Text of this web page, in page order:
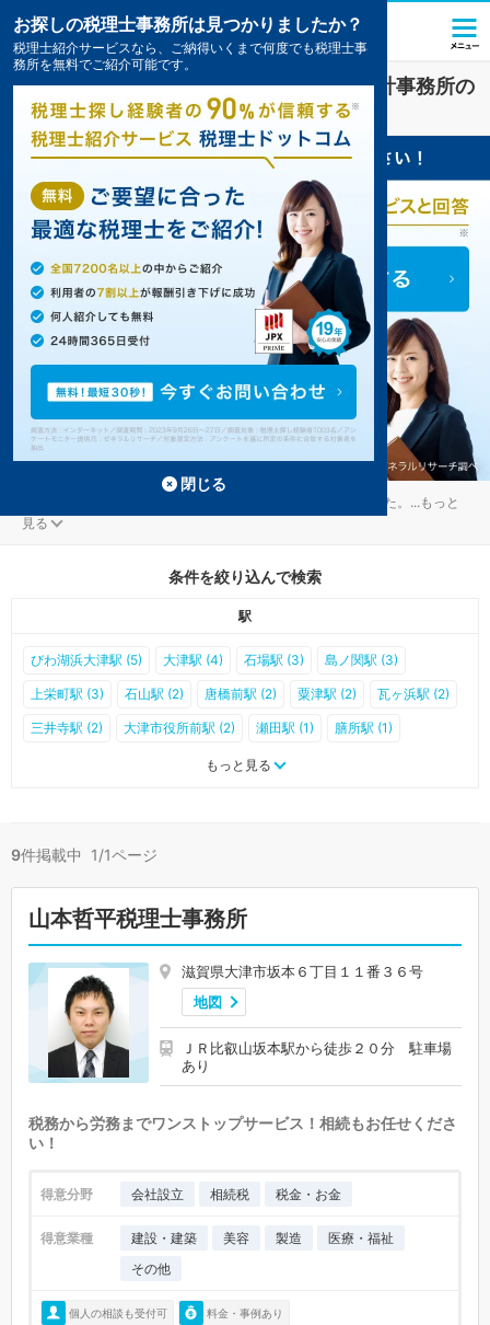
大津で税金・お金対策を扱う税理士・会計事務所の
一覧9件掲載中
大津の税金・お金対策を扱う税理士事務所が9件見つかりました。 ...もっと
見る
条件を絞り込んで検索
駅
びわ湖浜大津駅 (5) 大津駅 (4) 石場駅 (3) 島ノ関駅 (3)
上栄町駅 (3) 石山駅 (2) 唐橋前駅 (2) 粟津駅 (2) 瓦ヶ浜駅 (2)
三井寺駅 (2) 大津市役所前駅 (2) 瀬田駅 (1) 膳所駅 (1)
比叡山坂本駅 (1) 堅田駅 (1)
和邇駅 (0) 蓬莱駅 (0)
南滋賀駅 (0) 滋賀里駅 (0) 大谷駅 (0)
もっと見る
9件掲載中 1/1ページ
山本哲平税理士事務所
滋賀県大津市坂本６丁目１１番３６号
地図
ＪＲ比叡山坂本駅から徒歩２０分 駐車場
あり
税務から労務までワンストップサービス！相続もお任せくださ
い！
得意分野 会社設立 相続税 税金・お金
得意業種 建設・建築 美容 製造
医療・福祉
その他
個人の相談も受付可 料金・事例あり
お探しの税理士事務所は見つかりましたか？
税理士紹介サービスなら、ご納得いくまで何度でも税理士事
務所を無料でご紹介可能です。
閉じる